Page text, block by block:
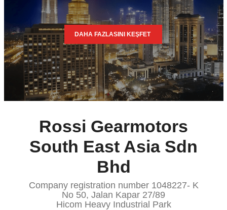
DAHA FAZLASINI KEŞFET
Rossi Gearmotors
South East Asia Sdn
Bhd
Company registration number 1048227- K
No 50, Jalan Kapar 27/89
Hicom Heavy Industrial Park